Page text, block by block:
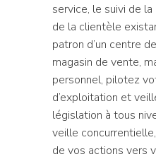
service, le suivi de
de la clientèle
patron d’un centre
magasin de vente,
personnel, pilotez
d’exploitation et
législation à tous
veille
de vos actions vers